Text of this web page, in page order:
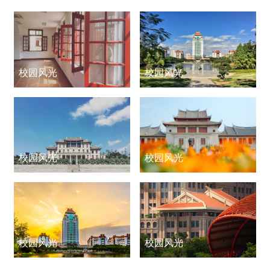
校园风光 校园风光
校园风光 校园风光
校园风光 校园风光